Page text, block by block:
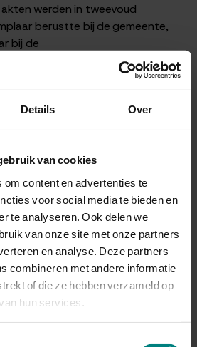
Details Over
van cookies
content en advertenties te
voor social media te bieden en
te analyseren. Ook delen we
van onze site met onze partners
en analyse. Deze partners
combineren met andere informatie
of die ze hebben verzameld op
hun services.
werden in tweevoud
berustte bij de gemeente,
bij de
en na verloop van tijd bij het
Limburg te Maastricht
De akten van de Burgerlijke
bron voor genealogisch
akten naar het depot van het
geboorteakten geldt een
van 100 jaar, voor huwelijksakten
50 jaar.
met de geboorten in de
en Velden, Belfeld, Tegelen